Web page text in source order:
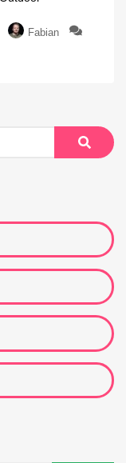
Fabian